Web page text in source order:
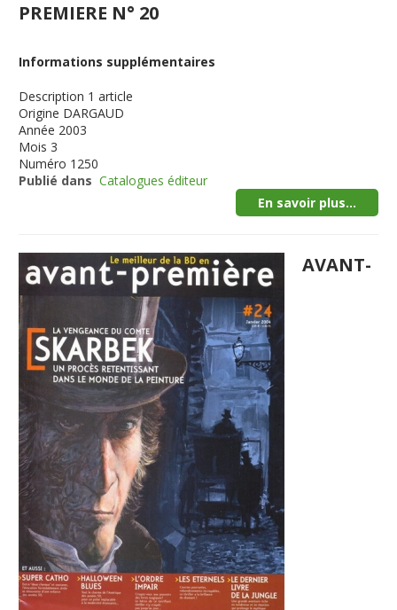
PREMIERE N° 20
Informations supplémentaires
Description 1 article
Origine DARGAUD
Année 2003
Mois 3
Numéro 1250
Publié dans Catalogues éditeur
En savoir plus...
AVANT-